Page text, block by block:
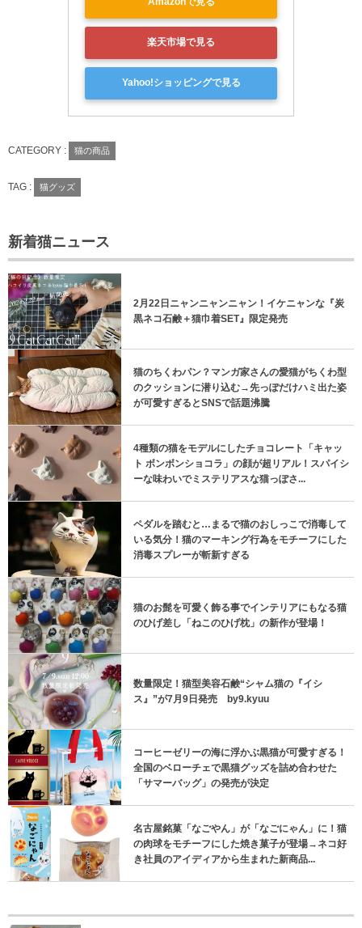
楽天市場で見る
Yahoo!ショッピングで見る
CATEGORY : 猫の商品
TAG : 猫グッズ
新着猫ニュース
2月22日ニャンニャンニャン！イケニャンな『炭
黒ネコ石鹸＋猫巾着SET』限定発売
猫のちくわパン？マンガ家さんの愛猫がちくわ型
のクッションに潜り込む→先っぽだけハミ出た姿
が可愛すぎるとSNSで話題沸騰
4種類の猫をモデルにしたチョコレート「キャッ
ト ボンボンショコラ」の顔が超リアル！スパイシ
ーな味わいでミステリアスな猫っぽさ...
ペダルを踏むと…まるで猫のおしっこで消毒して
いる気分！猫のマーキング行為をモチーフにした
消毒スプレーが斬新すぎる
猫のお髭を可愛く飾る事でインテリアにもなる猫
のひげ差し「ねこのひげ枕」の新作が登場！
数量限定！猫型美容石鹸“シャム猫の『イシ
ス』”が7月9日発売 by9.kyuu
コーヒーゼリーの海に浮かぶ黒猫が可愛すぎる！
全国のベローチェで黒猫グッズを詰め合わせた
「サマーバッグ」の発売が決定
名古屋銘菓「なごやん」が「なごにゃん」に！猫
の肉球をモチーフにした焼き菓子が登場→ネコ好
き社員のアイディアから生まれた新商品...